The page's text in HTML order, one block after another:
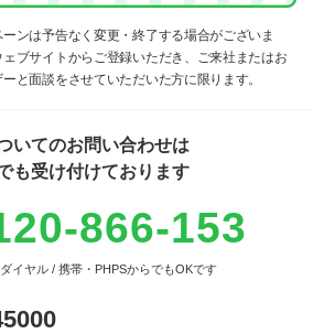
ンは予告なく変更・終了する場合がございま
ブサイトからご登録いただき、ご来社またはお
と面談をさせていただいた方に限ります。
いてのお問い合わせは
も受け付けております
866-153
イヤル / 携帯・PHPSからでもOKです